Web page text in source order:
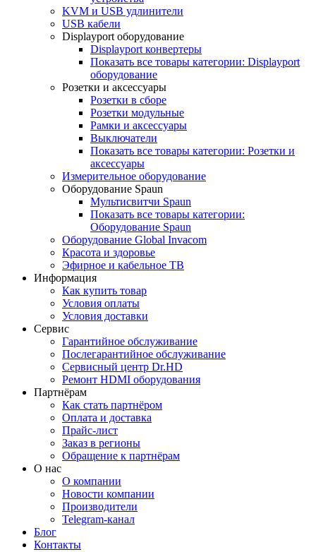
KVM и USB удлинители
USB кабели
Displayport оборудование
Displayport конвертеры
Показать все товары категории: Displayport
оборудование
Розетки и аксессуары
Розетки в сборе
Розетки модульные
Рамки и аксессуары
Выключатели
Показать все товары категории: Розетки и
аксессуары
Измерительное оборудование
Оборудование Spaun
Мультисвитчи Spaun
Показать все товары категории:
Оборудование Spaun
Оборудование Global Invacom
Красота и здоровье
Эфирное и кабельное ТВ
Информация
Как купить товар
Условия оплаты
Условия доставки
Сервис
Гарантийное обслуживание
Послегарантийное обслуживание
Сервисный центр Dr.HD
Ремонт HDMI оборудования
Партнёрам
Как стать партнёром
Оплата и доставка
Прайс-лист
Заказ в регионы
Обращение к партнёрам
О нас
О компании
Новости компании
Производители
Telegram-канал
Блог
Контакты